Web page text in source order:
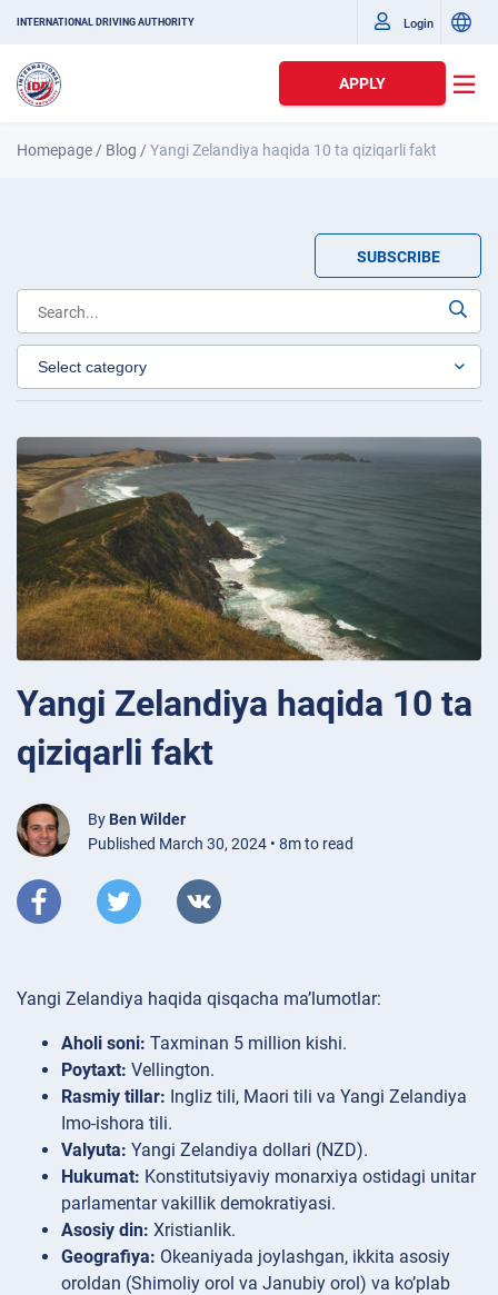
INTERNATIONAL DRIVING AUTHORITY Login
APPLY
Homepage / Blog /Yangi Zelandiya haqida 10 ta qiziqarli fakt
SUBSCRIBE
Yangi Zelandiya haqida 10 ta
qiziqarli fakt
By Ben Wilder
Published March 30, 2024 • 8m to read
Yangi Zelandiya haqida qisqacha ma’lumotlar:
Aholi soni: Taxminan 5 million kishi.
Poytaxt: Vellington.
Rasmiy tillar: Ingliz tili, Maori tili va Yangi Zelandiya
Imo-ishora tili.
Valyuta: Yangi Zelandiya dollari (NZD).
Hukumat: Konstitutsiyaviy monarxiya ostidagi unitar
parlamentar vakillik demokratiyasi.
Asosiy din: Xristianlik.
Geografiya: Okeaniyada joylashgan, ikkita asosiy
oroldan (Shimoliy orol va Janubiy orol) va ko’plab